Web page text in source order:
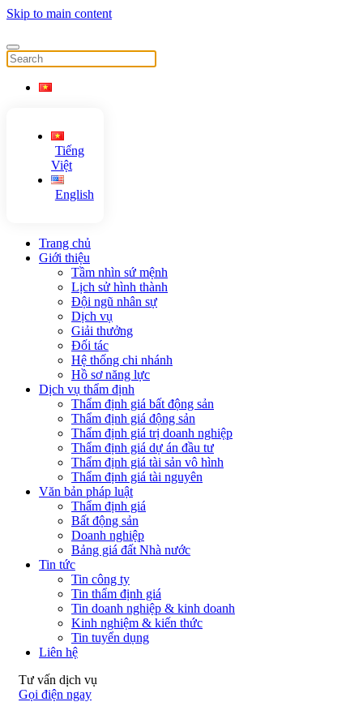
Skip to main content
Tiếng
Việt
English
Trang chủ
Giới thiệu
Tầm nhìn sứ mệnh
Lịch sử hình thành
Đội ngũ nhân sự
Dịch vụ
Giải thưởng
Đối tác
Hệ thống chi nhánh
Hồ sơ năng lực
Dịch vụ thẩm định
Thẩm định giá bất động sản
Thẩm định giá động sản
Thẩm định giá trị doanh nghiệp
Thẩm định giá dự án đầu tư
Thẩm định giá tài sản vô hình
Thẩm định giá tài nguyên
Văn bản pháp luật
Thẩm định giá
Bất động sản
Doanh nghiệp
Bảng giá đất Nhà nước
Tin tức
Tin công ty
Tin thẩm định giá
Tin doanh nghiệp & kinh doanh
Kinh nghiệm & kiến thức
Tin tuyển dụng
Liên hệ
Tư vấn dịch vụ
Gọi điện ngay